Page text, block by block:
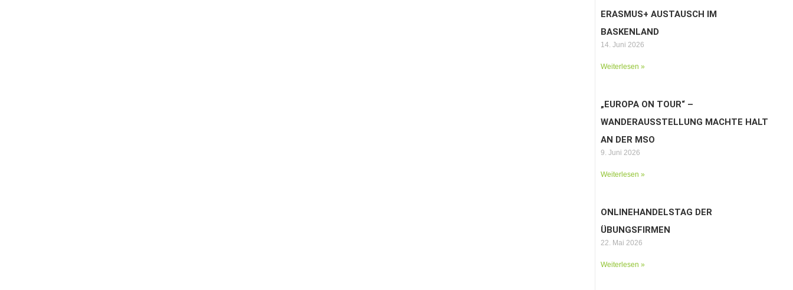
ERASMUS+ AUSTAUSCH IM
BASKENLAND
14. Juni 2026
Weiterlesen »
„EUROPA ON TOUR“ –
WANDERAUSSTELLUNG MACHTE HALT
AN DER MSO
9. Juni 2026
Weiterlesen »
ONLINEHANDELSTAG DER
ÜBUNGSFIRMEN
22. Mai 2026
Weiterlesen »